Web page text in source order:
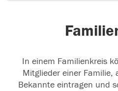
In einem Familienkreis
Mitglieder einer Familie,
Bekannte eintragen und